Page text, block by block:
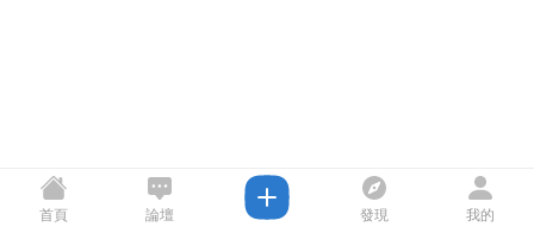
首頁 論壇 發現 我的